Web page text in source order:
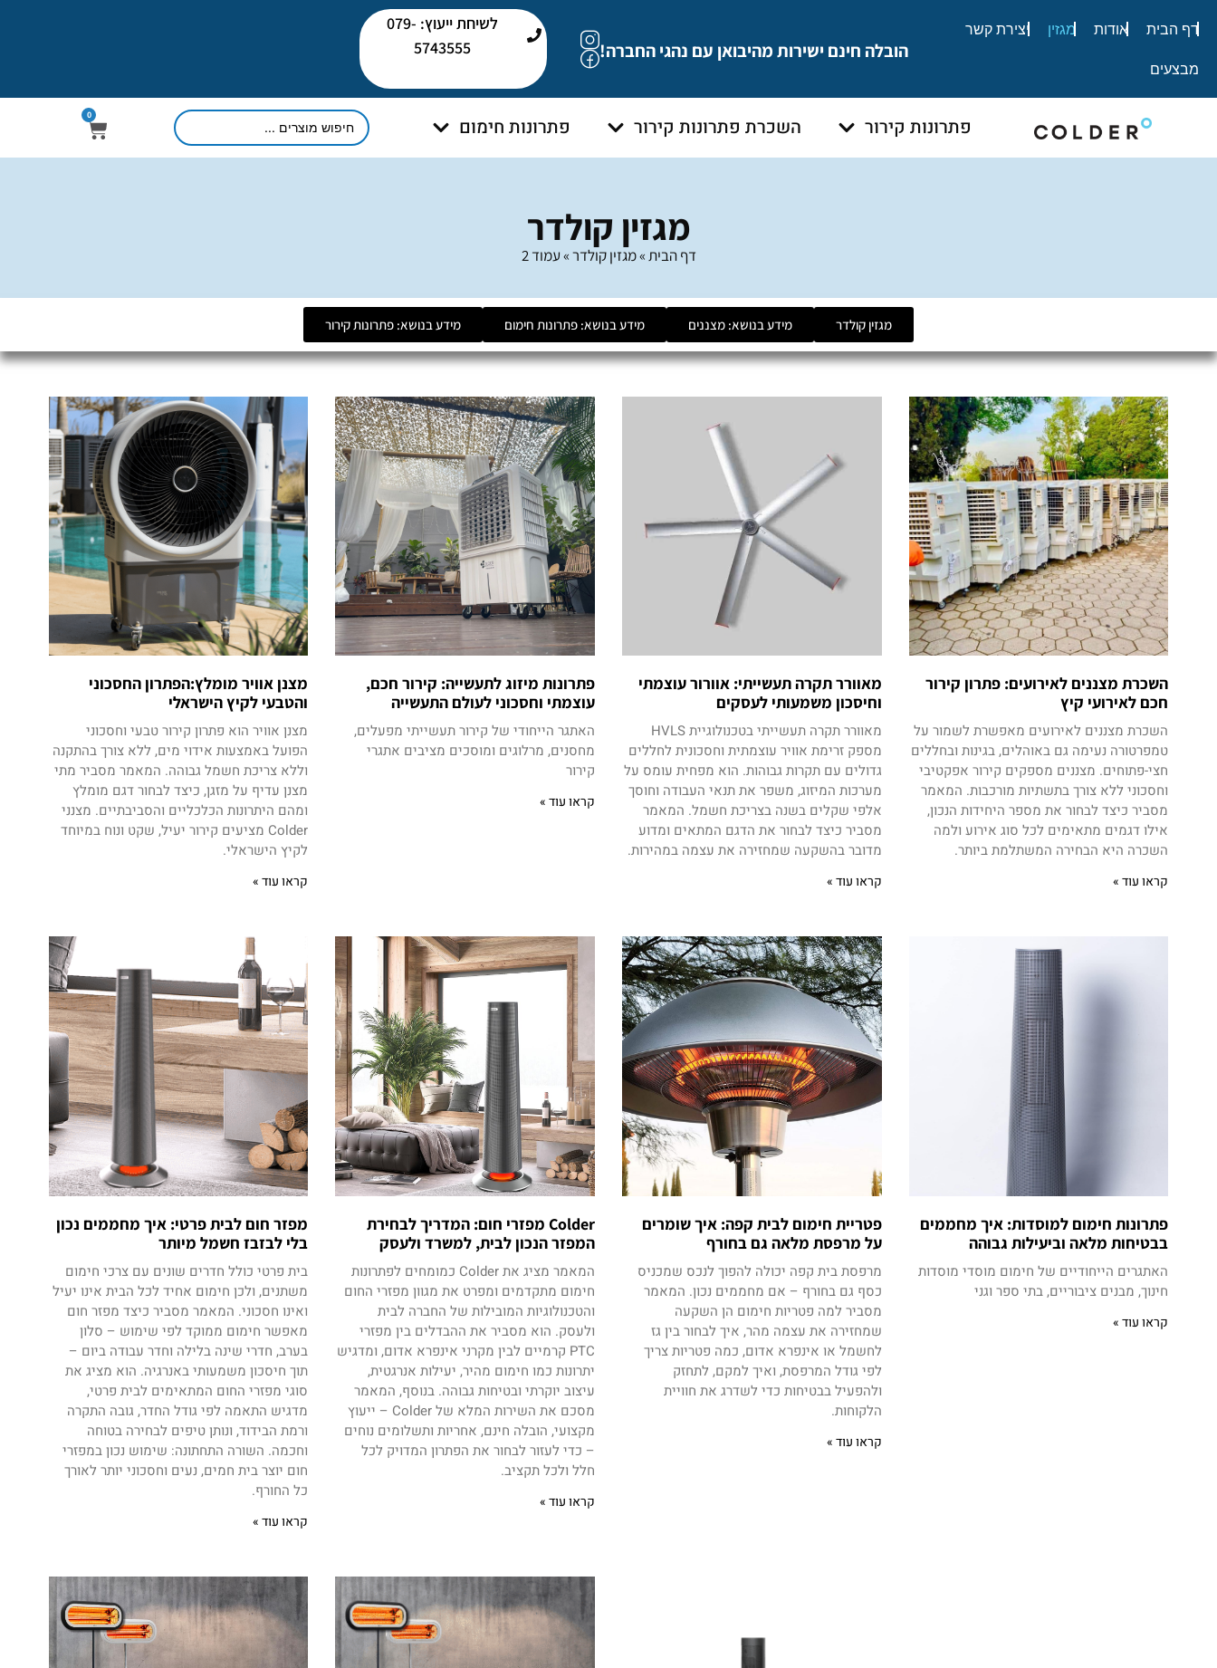
דף הבית
אודות מגזין יצירת קשר
מבצעים
הובלה חינם ישירות מהיבואן עם נהגי החברה!
לשיחת ייעוץ: 079-
5743555
פתרונות קירור השכרת פתרונות קירור פתרונות חימום 0
מגזין קולדר
דף הבית»מגזין קולדר»עמוד 2
מגזין קולדר מידע בנושא: מצננים מידע בנושא: פתרונות חימום מידע בנושא: פתרונות קירור
השכרת מצננים לאירועים: פתרון קירור
חכם לאירועי קיץ
השכרת מצננים לאירועים מאפשרת לשמור על
טמפרטורה נעימה גם באוהלים, בגינות ובחללים
חצי-פתוחים. מצננים מספקים קירור אפקטיבי
וחסכוני ללא צורך בתשתיות מורכבות. המאמר
מסביר כיצד לבחור את מספר היחידות הנכון,
אילו דגמים מתאימים לכל סוג אירוע ולמה
השכרה היא הבחירה המשתלמת ביותר.
קראו עוד »
מאוורר תקרה תעשייתי: אוורור עוצמתי
וחיסכון משמעותי לעסקים
מאוורר תקרה תעשייתי בטכנולוגיית HVLS
מספק זרימת אוויר עוצמתית וחסכונית לחללים
גדולים עם תקרות גבוהות. הוא מפחית עומס על
מערכות המיזוג, משפר את תנאי העבודה וחוסך
אלפי שקלים בשנה בצריכת חשמל. המאמר
מסביר כיצד לבחור את הדגם המתאים ומדוע
מדובר בהשקעה שמחזירה את עצמה במהירות.
קראו עוד »
פתרונות מיזוג לתעשייה: קירור חכם,
עוצמתי וחסכוני לעולם התעשייה
האתגר הייחודי של קירור תעשייתי מפעלים,
מחסנים, מרלוגים ומוסכים מציבים אתגרי
קירור
קראו עוד »
מצנן אוויר מומלץ:הפתרון החסכוני
והטבעי לקיץ הישראלי
מצנן אוויר הוא פתרון קירור טבעי וחסכוני
הפועל באמצעות אידוי מים, ללא צורך בהתקנה
וללא צריכת חשמל גבוהה. המאמר מסביר מתי
מצנן עדיף על מזגן, כיצד לבחור דגם מומלץ
ומהם היתרונות הכלכליים והסביבתיים. מצנני
Colder מציעים קירור יעיל, שקט ונוח במיוחד
לקיץ הישראלי.
קראו עוד »
פתרונות חימום למוסדות: איך מחממים
בבטיחות מלאה וביעילות גבוהה
האתגרים הייחודיים של חימום מוסדי מוסדות
חינוך, מבנים ציבוריים, בתי ספר וגני
קראו עוד »
פטריית חימום לבית קפה: איך שומרים
על מרפסת מלאה גם בחורף
מרפסת בית קפה יכולה להפוך לנכס שמכניס
כסף גם בחורף – אם מחממים נכון. המאמר
מסביר למה פטריות חימום הן השקעה
שמחזירה את עצמה מהר, איך לבחור בין גז
לחשמל או אינפרא אדום, כמה פטריות צריך
לפי גודל המרפסת, ואיך למקם, לתחזק
ולהפעיל בבטיחות כדי לשדרג את חוויית
הלקוחות.
קראו עוד »
Colder מפזרי חום: המדריך לבחירת
המפזר הנכון לבית, למשרד ולעסק
המאמר מציג את Colder כמומחים לפתרונות
חימום מתקדמים ומפרט את מגוון מפזרי החום
והטכנולוגיות המובילות של החברה לבית
ולעסק. הוא מסביר את ההבדלים בין מפזרי
PTC קרמיים לבין מקרני אינפרא אדום, ומדגיש
יתרונות כמו חימום מהיר, יעילות אנרגטית,
עיצוב יוקרתי ובטיחות גבוהה. בנוסף, המאמר
מסכם את השירות המלא של Colder – ייעוץ
מקצועי, הובלה חינם, אחריות ותשלומים נוחים
– כדי לעזור לבחור את הפתרון המדויק לכל
חלל ולכל תקציב.
קראו עוד »
מפזר חום לבית פרטי: איך מחממים נכון
בלי לבזבז חשמל מיותר
בית פרטי כולל חדרים שונים עם צרכי חימום
משתנים, ולכן חימום אחיד לכל הבית אינו יעיל
ואינו חסכוני. המאמר מסביר כיצד מפזר חום
מאפשר חימום ממוקד לפי שימוש – סלון
בערב, חדרי שינה בלילה וחדר עבודה ביום –
תוך חיסכון משמעותי באנרגיה. הוא מציג את
סוגי מפזרי החום המתאימים לבית פרטי,
מדגיש התאמה לפי גודל החדר, גובה התקרה
ורמת הבידוד, ונותן טיפים לבחירה בטוחה
וחכמה. השורה התחתונה: שימוש נכון במפזרי
חום יוצר בית חמים, נעים וחסכוני יותר לאורך
כל החורף.
קראו עוד »